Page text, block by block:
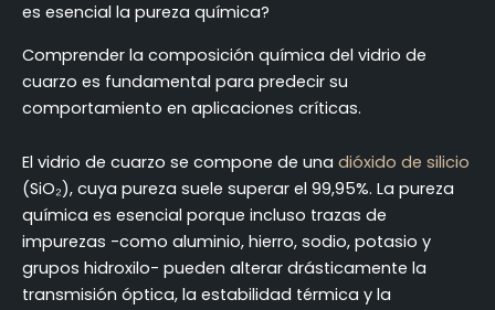
es esencial la pureza química?
Comprender la composición química del vidrio de
cuarzo es fundamental para predecir su
comportamiento en aplicaciones críticas.
El vidrio de cuarzo se compone de una dióxido de silicio
(SiO₂), cuya pureza suele superar el 99,95%. La pureza
química es esencial porque incluso trazas de
impurezas -como aluminio, hierro, sodio, potasio y
grupos hidroxilo- pueden alterar drásticamente la
transmisión óptica, la estabilidad térmica y la